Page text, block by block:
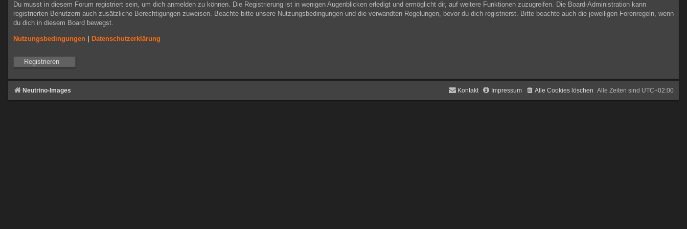
Du musst in diesem Forum registriert sein, um dich anmelden zu können. Die Registrierung ist in wenigen Augenblicken erledigt und ermöglicht dir, auf weitere Funktionen zuzugreifen. Die Board-Administration kann
registrierten Benutzern auch zusätzliche Berechtigungen zuweisen. Beachte bitte unsere Nutzungsbedingungen und die verwandten Regelungen, bevor du dich registrierst. Bitte beachte auch die jeweiligen Forenregeln, wenn
du dich in diesem Board bewegst.
Nutzungsbedingungen Datenschutzerklärung
Registrieren
Neutrino-Images Alle Zeiten sind UTC+02:00
Alle Cookies löschen
Impressum
Kontakt